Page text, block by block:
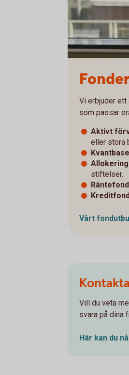
Vi erbjuder ett
som passar
Aktivt
eller stora
stiftelser.
Vårt
Vill du veta
svara på dina
Här kan du nå